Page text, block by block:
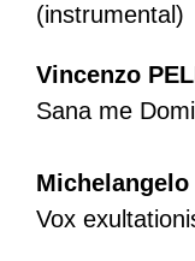
(instrumental)
Vincenzo
Sana me
Michelangelo
Vox